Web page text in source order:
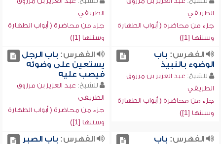
الطريفي
جزء من محاضرة ( أبواب الطهارة
وسننها [1])
الطريفي
جزء من محاضرة ( أبواب الطهارة
وسننها [1])
الفهرس: باب
الوضوء بالنبيذ
للشيخ: عبد العزيز بن مرزوق
الطريفي
جزء من محاضرة ( أبواب الطهارة
وسننها [1])
الفهرس: باب الرجل
يستعين على وضوئه
فيصب عليه
للشيخ: عبد العزيز بن مرزوق
الطريفي
جزء من محاضرة ( أبواب الطهارة
وسننها [1])
الفهرس: باب
الفهرس: باب الصبر